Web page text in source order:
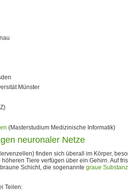
Münster
(Masterstudium Medizinische Informatik)
neuronaler Netze
finden sich überall im Körper,
Tiere verfügen über ein Gehirn. Auf
Schicht, die sogenannte graue Substanz
Teilen: